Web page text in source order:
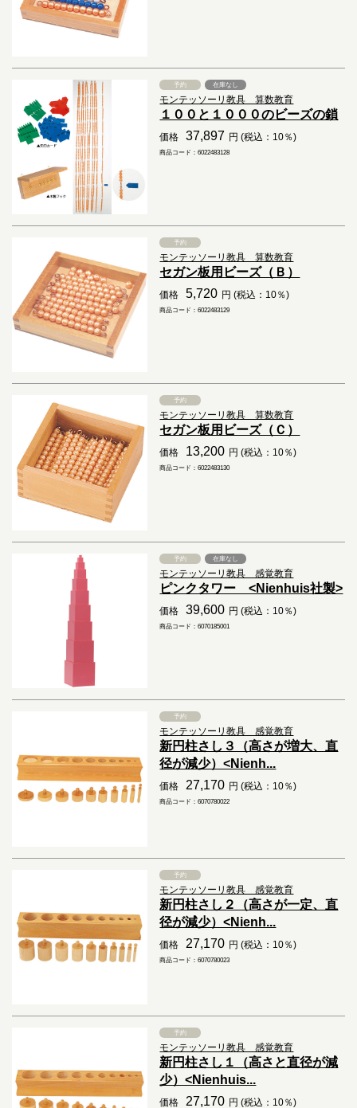
予約 在庫なし
モンテッソーリ教具 算数教育
１００と１０００のビーズの鎖
価格 37,897 円 (税込：10％)
商品コード：6022483128
予約
モンテッソーリ教具 算数教育
セガン板用ビーズ（Ｂ）
価格 5,720 円 (税込：10％)
商品コード：6022483129
予約
モンテッソーリ教具 算数教育
セガン板用ビーズ（Ｃ）
価格 13,200 円 (税込：10％)
商品コード：6022483130
予約 在庫なし
モンテッソーリ教具 感覚教育
ピンクタワー <Nienhuis社製>
価格 39,600 円 (税込：10％)
商品コード：6070185001
予約
モンテッソーリ教具 感覚教育
新円柱さし３（高さが増大、直
径が減少）<Nienh...
価格 27,170 円 (税込：10％)
商品コード：6070780022
予約
モンテッソーリ教具 感覚教育
新円柱さし２（高さが一定、直
径が減少）<Nienh...
価格 27,170 円 (税込：10％)
商品コード：6070780023
予約
モンテッソーリ教具 感覚教育
新円柱さし１（高さと直径が減
少）<Nienhuis...
価格 27,170 円 (税込：10％)